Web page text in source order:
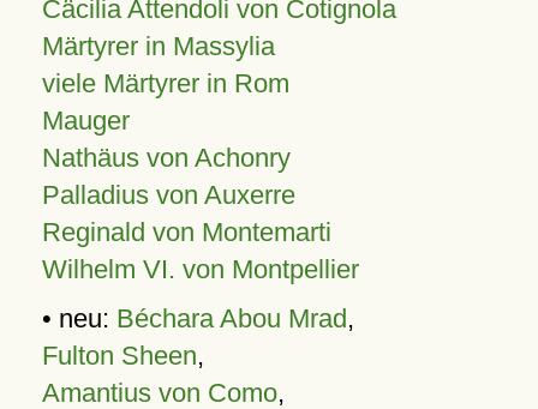
Cäcilia Attendoli von Cotignola
Märtyrer in Massylia
viele Märtyrer in Rom
Mauger
Nathäus von Achonry
Palladius von Auxerre
Reginald von Montemarti
Wilhelm VI. von Montpellier
• neu: Béchara Abou Mrad,
Fulton Sheen,
Amantius von Como,